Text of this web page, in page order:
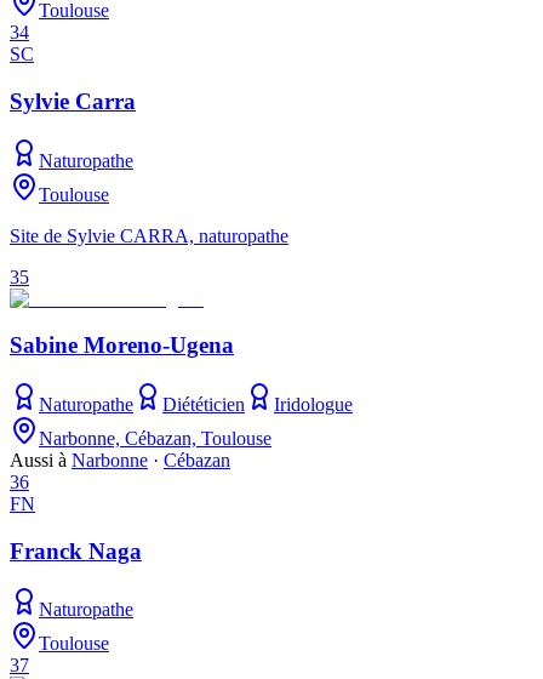
Toulouse
34
SC
Sylvie Carra
Naturopathe
Toulouse
Site de Sylvie CARRA, naturopathe
35
Sabine Moreno-Ugena
Naturopathe Diététicien
Iridologue
Narbonne, Cébazan, Toulouse
Aussi à Narbonne · Cébazan
36
FN
Franck Naga
Naturopathe
Toulouse
37